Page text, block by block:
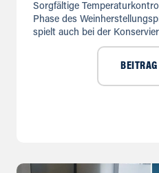
Sorgfältige
Phase des
spielt auch bei der